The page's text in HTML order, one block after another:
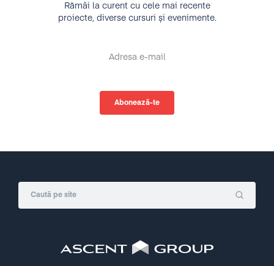
Rămâi la curent cu cele mai recente
proiecte, diverse cursuri și evenimente.